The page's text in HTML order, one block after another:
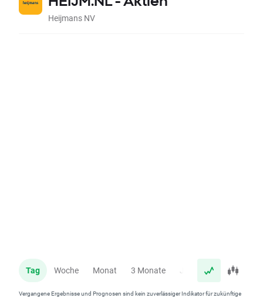
Heijmans NV
Tag Woche Monat 3 Monate Jahr
Vergangene Ergebnisse und Prognosen sind kein zuverlässiger Indikator für zukünftige